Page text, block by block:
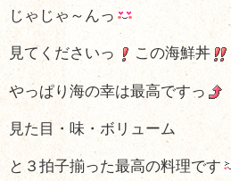
じゃじゃ～んっ
見てくださいっ この海鮮丼
やっぱり海の幸は最高ですっ
見た目・味・ボリューム
と３拍子揃った最高の料理です